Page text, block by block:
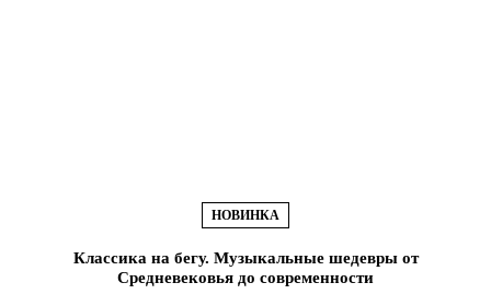
НОВИНКА
Классика на бегу. Музыкальные шедевры от
Средневековья до современности